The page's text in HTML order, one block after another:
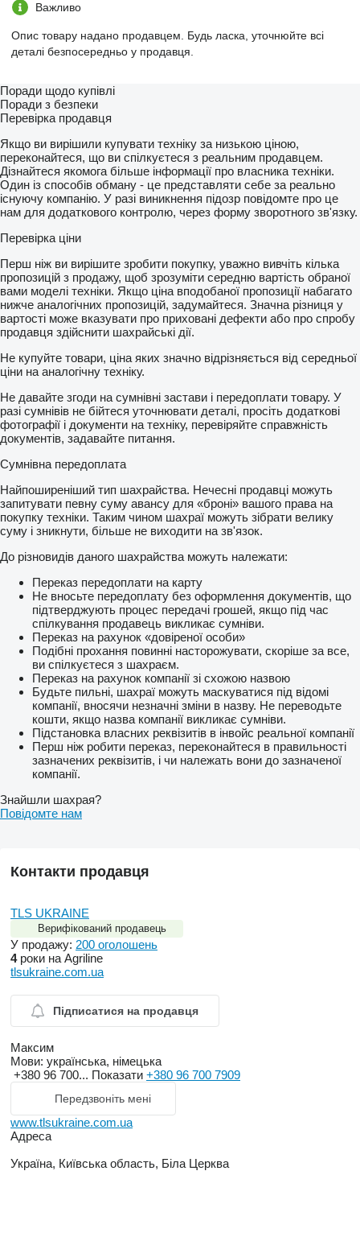
Важливо
Опис товару надано продавцем. Будь ласка, уточнюйте всі
деталі безпосередньо у продавця.
Поради щодо купівлі
Поради з безпеки
Перевірка продавця
Якщо ви вирішили купувати техніку за низькою ціною,
переконайтеся, що ви спілкуєтеся з реальним продавцем.
Дізнайтеся якомога більше інформації про власника техніки.
Один із способів обману - це представляти себе за реально
існуючу компанію. У разі виникнення підозр повідомте про це
нам для додаткового контролю, через форму зворотного зв'язку.
Перевірка ціни
Перш ніж ви вирішите зробити покупку, уважно вивчіть кілька
пропозицій з продажу, щоб зрозуміти середню вартість обраної
вами моделі техніки. Якщо ціна вподобаної пропозиції набагато
нижче аналогічних пропозицій, задумайтеся. Значна різниця у
вартості може вказувати про приховані дефекти або про спробу
продавця здійснити шахрайські дії.
Не купуйте товари, ціна яких значно відрізняється від середньої
ціни на аналогічну техніку.
Не давайте згоди на сумнівні застави і передоплати товару. У
разі сумнівів не бійтеся уточнювати деталі, просіть додаткові
фотографії і документи на техніку, перевіряйте справжність
документів, задавайте питання.
Сумнівна передоплата
Найпоширеніший тип шахрайства. Нечесні продавці можуть
запитувати певну суму авансу для «броні» вашого права на
покупку техніки. Таким чином шахраї можуть зібрати велику
суму і зникнути, більше не виходити на зв'язок.
До різновидів даного шахрайства можуть належати:
Переказ передоплати на карту
Не вносьте передоплату без оформлення документів, що
підтверджують процес передачі грошей, якщо під час
спілкування продавець викликає сумніви.
Переказ на рахунок «довіреної особи»
Подібні прохання повинні насторожувати, скоріше за все,
ви спілкуєтеся з шахраєм.
Переказ на рахунок компанії зі схожою назвою
Будьте пильні, шахраї можуть маскуватися під відомі
компанії, вносячи незначні зміни в назву. Не переводьте
кошти, якщо назва компанії викликає сумніви.
Підстановка власних реквізитів в інвойс реальної компанії
Перш ніж робити переказ, переконайтеся в правильності
зазначених реквізитів, і чи належать вони до зазначеної
компанії.
Знайшли шахрая?
Повідомте нам
Контакти продавця
TLS UKRAINE
Верифікований продавець
У продажу: 200 оголошень
4роки на Agriline
tlsukraine.com.ua
Підписатися на продавця
Максим
Мови: українська, німецька
+380 96 700... Показати +380 96 700 7909
Передзвоніть мені
www.tlsukraine.com.ua
Адреса
Україна, Київська область, Біла Церква